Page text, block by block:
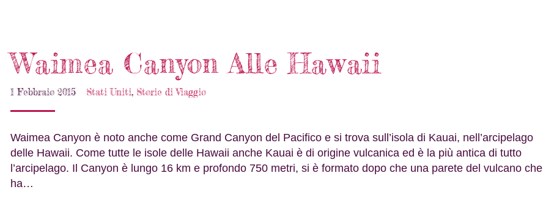
Waimea Canyon Alle Hawaii
1 Febbraio 2015 Stati Uniti, Storie di Viaggio
Waimea Canyon è noto anche come Grand Canyon del Pacifico e si trova sull’isola di Kauai, nell’arcipelago
delle Hawaii. Come tutte le isole delle Hawaii anche Kauai è di origine vulcanica ed è la più antica di tutto
l’arcipelago. Il Canyon è lungo 16 km e profondo 750 metri, si è formato dopo che una parete del vulcano che
ha…